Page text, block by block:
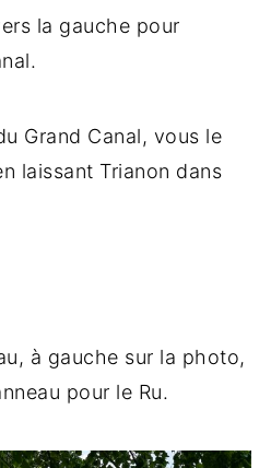
la gauche pour
Grand Canal, vous le
laissant Trianon dans
à gauche sur la photo,
pour le Ru.